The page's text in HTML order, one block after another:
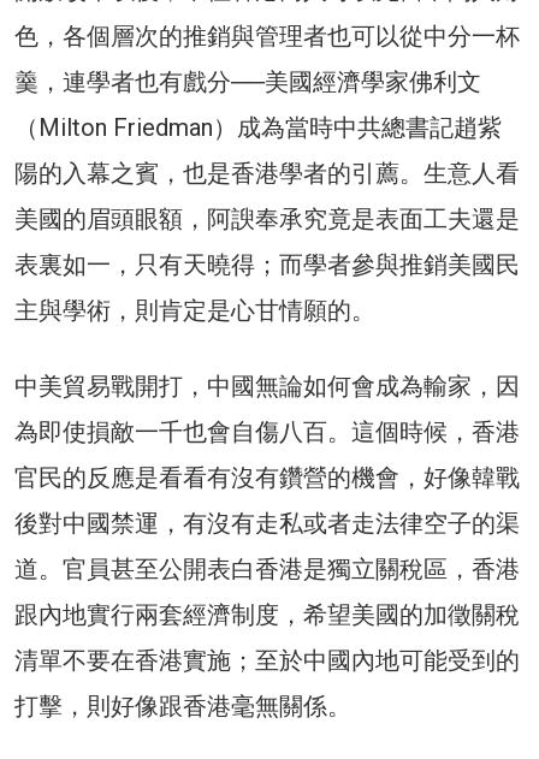
色，各個層次的推銷與管理者也可以從中分一杯
羹，連學者也有戲分──美國經濟學家佛利文
（Milton Friedman）成為當時中共總書記趙紫
陽的入幕之賓，也是香港學者的引薦。生意人看
美國的眉頭眼額，阿諛奉承究竟是表面工夫還是
表裏如一，只有天曉得；而學者參與推銷美國民
主與學術，則肯定是心甘情願的。
中美貿易戰開打，中國無論如何會成為輸家，因
為即使損敵一千也會自傷八百。這個時候，香港
官民的反應是看看有沒有鑽營的機會，好像韓戰
後對中國禁運，有沒有走私或者走法律空子的渠
道。官員甚至公開表白香港是獨立關稅區，香港
跟內地實行兩套經濟制度，希望美國的加徵關稅
清單不要在香港實施；至於中國內地可能受到的
打擊，則好像跟香港毫無關係。